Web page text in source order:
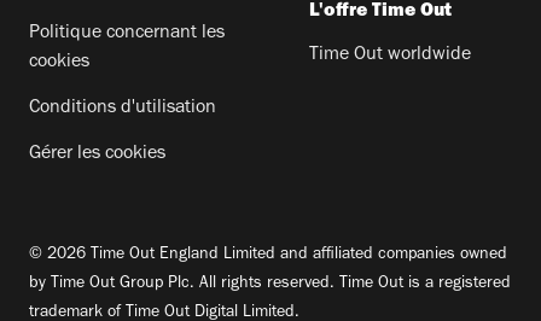
Politique concernant les
cookies
Conditions d'utilisation
Gérer les cookies
L'offre Time Out
Time Out worldwide
© 2026 Time Out England Limited and affiliated companies owned
by Time Out Group Plc. All rights reserved. Time Out is a registered
trademark of Time Out Digital Limited.